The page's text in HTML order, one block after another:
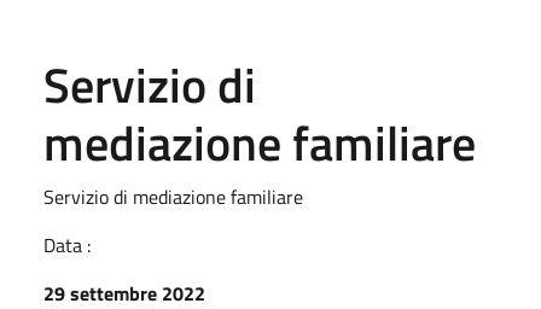
Servizio di
mediazione familiare
Servizio di mediazione familiare
Data :
29 settembre 2022